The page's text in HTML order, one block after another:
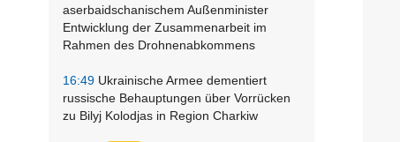
aserbaidschanischem Außenminister
Entwicklung der Zusammenarbeit im
Rahmen des Drohnenabkommens
16:49 Ukrainische Armee dementiert
russische Behauptungen über Vorrücken
zu Bilyj Kolodjas in Region Charkiw